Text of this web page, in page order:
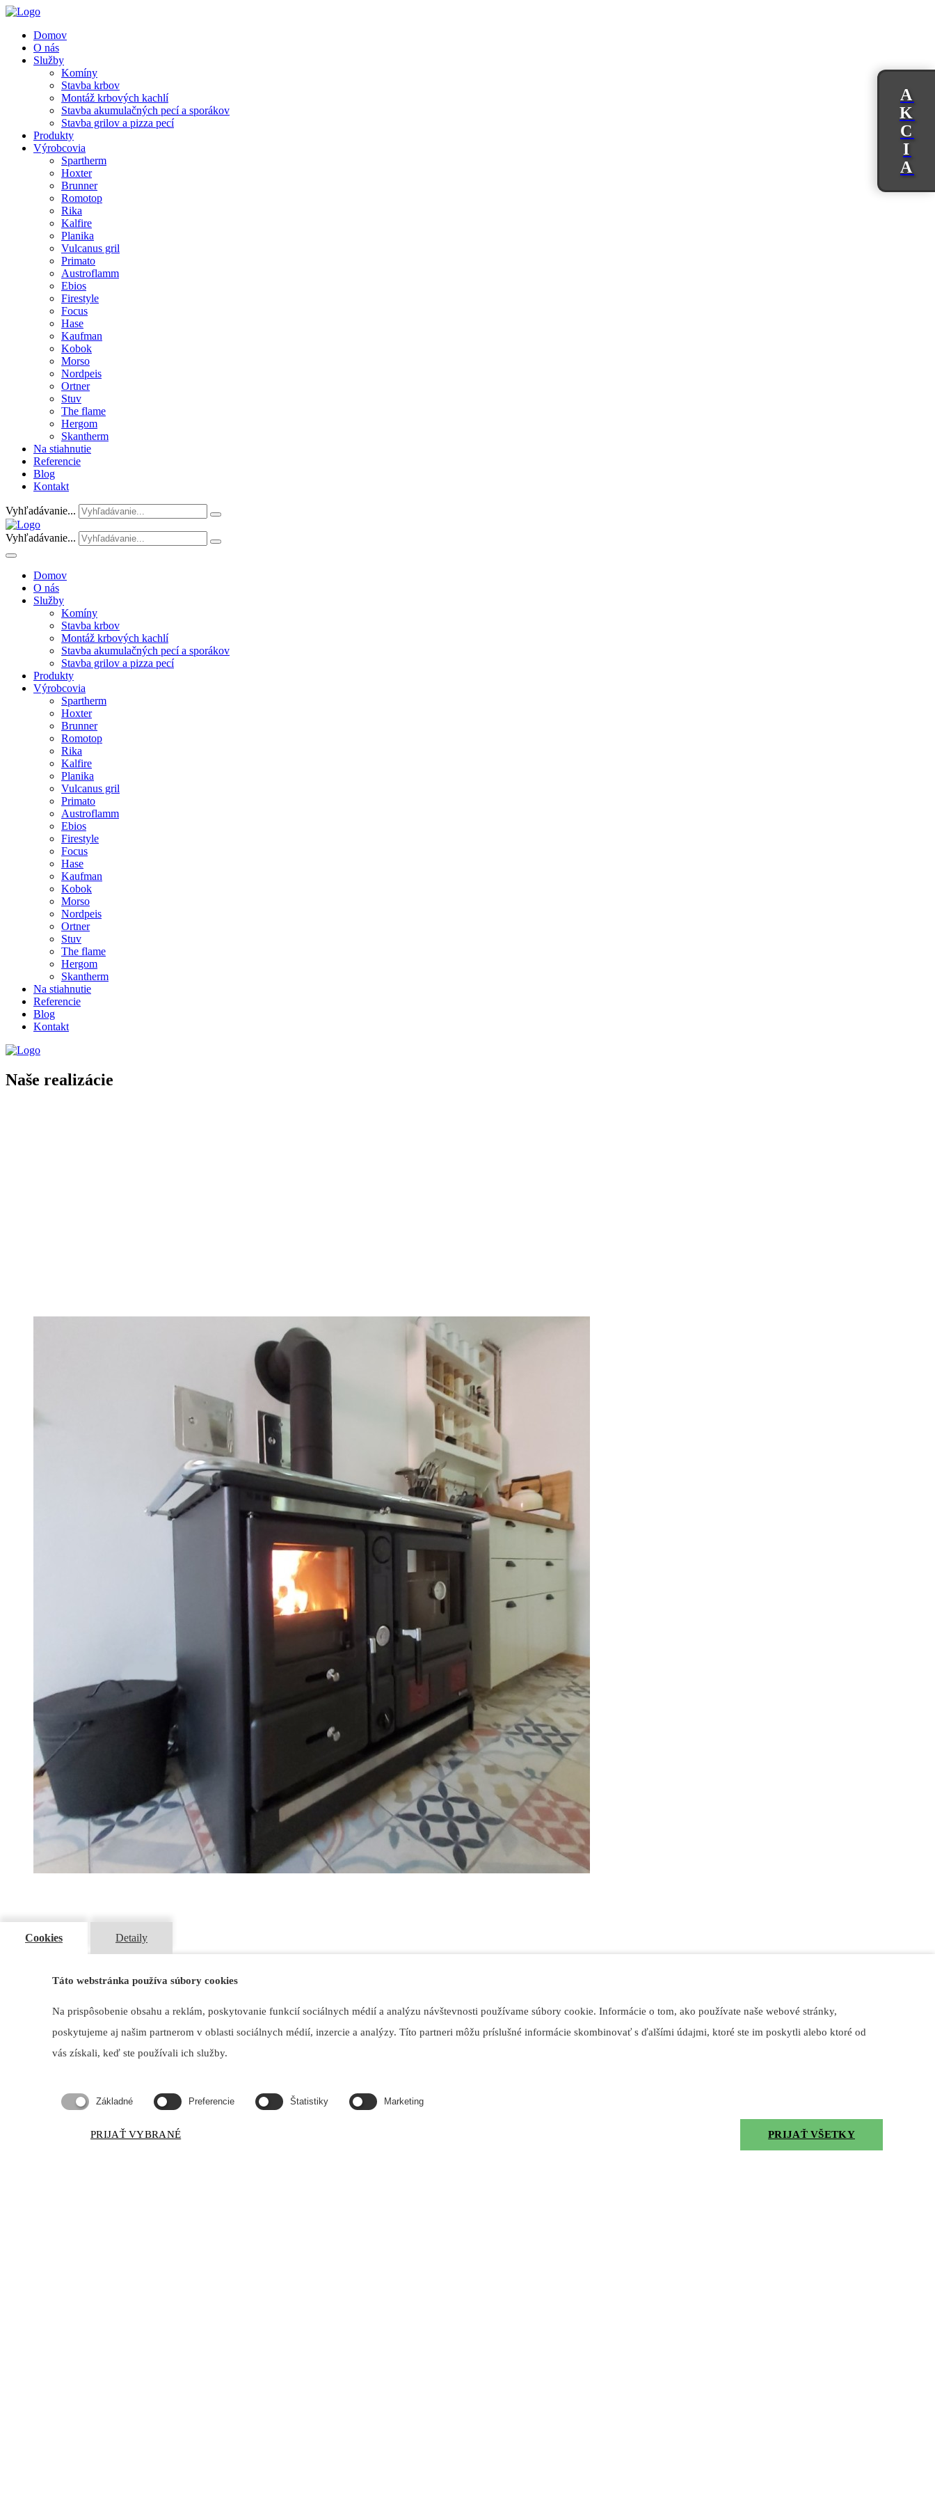
Domov
O nás
Služby
Komíny
Stavba krbov
Montáž krbových kachlí
Stavba akumulačných pecí a sporákov
Stavba grilov a pizza pecí
Produkty
Výrobcovia
Spartherm
Hoxter
Brunner
Romotop
Rika
Kalfire
Planika
Vulcanus gril
Primato
Austroflamm
Ebios
Firestyle
Focus
Hase
Kaufman
Kobok
Morso
Nordpeis
Ortner
Stuv
The flame
Hergom
Skantherm
Na stiahnutie
Referencie
Blog
Kontakt
Vyhľadávanie...
Vyhľadávanie...
Domov
O nás
Služby
Komíny
Stavba krbov
Montáž krbových kachlí
Stavba akumulačných pecí a sporákov
Stavba grilov a pizza pecí
Produkty
Výrobcovia
Spartherm
Hoxter
Brunner
Romotop
Rika
Kalfire
Planika
Vulcanus gril
Primato
Austroflamm
Ebios
Firestyle
Focus
Hase
Kaufman
Kobok
Morso
Nordpeis
Ortner
Stuv
The flame
Hergom
Skantherm
Na stiahnutie
Referencie
Blog
Kontakt
A
K
C
I
A
Naše realizácie
Kontakt
Odborárska 1270/3, 831 02 Bratislava
+421 903 966 980
Domov
Cookies Detaily
Táto webstránka používa súbory cookies
Na prispôsobenie obsahu a reklám, poskytovanie funkcií sociálnych médií a analýzu návštevnosti používame súbory cookie. Informácie o tom, ako používate naše webové stránky,
poskytujeme aj našim partnerom v oblasti sociálnych médií, inzercie a analýzy. Títo partneri môžu príslušné informácie skombinovať s ďalšími údajmi, ktoré ste im poskytli alebo ktoré od
vás získali, keď ste používali ich služby.
Základné Preferencie Štatistiky Marketing
PRIJAŤ VYBRANÉ PRIJAŤ VŠETKY